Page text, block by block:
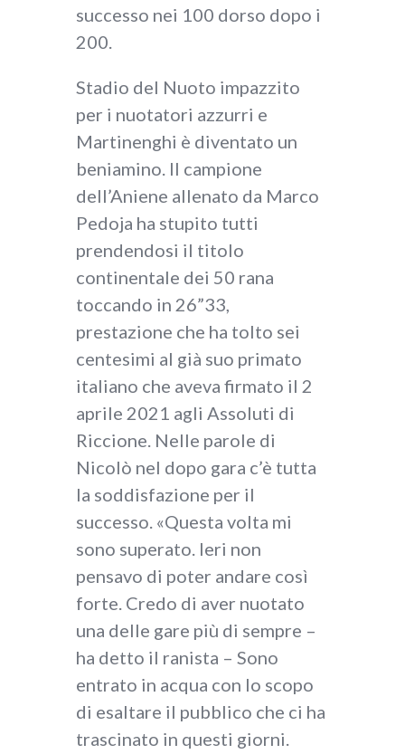
successo nei 100 dorso dopo i
200.
Stadio del Nuoto impazzito
per i nuotatori azzurri e
Martinenghi è diventato un
beniamino. Il campione
dell’Aniene allenato da Marco
Pedoja ha stupito tutti
prendendosi il titolo
continentale dei 50 rana
toccando in 26”33,
prestazione che ha tolto sei
centesimi al già suo primato
italiano che aveva firmato il 2
aprile 2021 agli Assoluti di
Riccione. Nelle parole di
Nicolò nel dopo gara c’è tutta
la soddisfazione per il
successo. «Questa volta mi
sono superato. Ieri non
pensavo di poter andare così
forte. Credo di aver nuotato
una delle gare più di sempre –
ha detto il ranista – Sono
entrato in acqua con lo scopo
di esaltare il pubblico che ci ha
trascinato in questi giorni.